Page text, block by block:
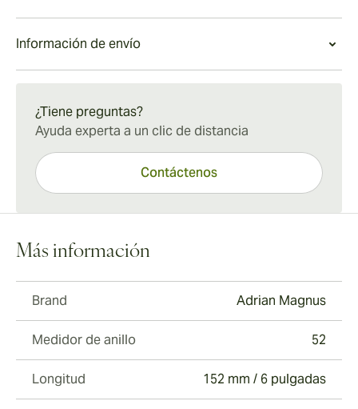
Información de envío
¿Tiene preguntas?
Ayuda experta a un clic de distancia
Contáctenos
Más información
Brand Adrian Magnus
Medidor de anillo 52
Longitud 152 mm / 6 pulgadas